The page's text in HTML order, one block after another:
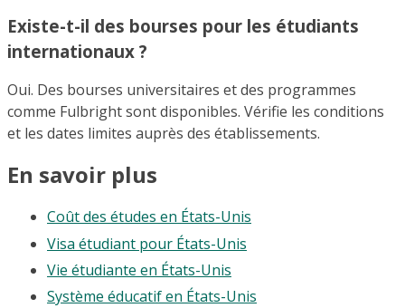
Existe-t-il des bourses pour les étudiants
internationaux ?
Oui. Des bourses universitaires et des programmes
comme Fulbright sont disponibles. Vérifie les conditions
et les dates limites auprès des établissements.
En savoir plus
Coût des études en États-Unis
Visa étudiant pour États-Unis
Vie étudiante en États-Unis
Système éducatif en États-Unis